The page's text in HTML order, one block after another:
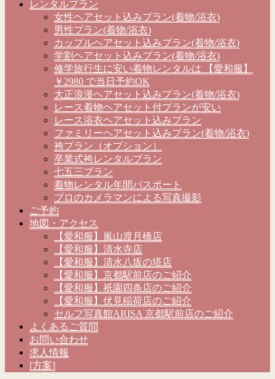
レンタルプラン
女性ヘアセット込みプラン(着物/浴衣)
男性プラン(着物/浴衣)
カップルヘアセット込みプラン(着物/浴衣)
学割ヘアセット込みプラン(着物/浴衣)
修学旅行生に安い着物レンタルは 【愛和服】
￥2980 で当日予約OK
大正浪漫ヘアセット込みプラン(着物/浴衣)
レース着物ヘアセット付プランが安い
レース浴衣ヘアセット込みプラン
ファミリーヘアセット込みプラン(着物/浴衣)
袴プラン（オプション）
卒業式袴レンタルプラン
七五三プラン
着物レンタル年間パスポート
プロのカメラマンによる写真撮影
ご予約
地図・アクセス
【愛和服】嵐山渡月橋店
【愛和服】清水寺店
【愛和服】清水八坂の塔店
【愛和服】京都駅前店のご紹介
【愛和服】祇園四条店のご紹介
【愛和服】伏見稲荷店のご紹介
セルフ写真館ARISA 京都駅前店のご紹介
よくあるご質問
お問い合わせ
求人情報
[方案]